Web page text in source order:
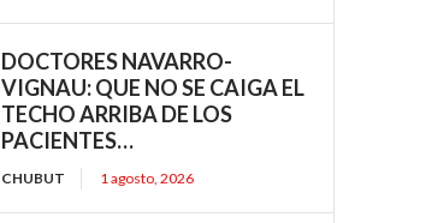
DOCTORES NAVARRO-
VIGNAU: QUE NO SE CAIGA EL
TECHO ARRIBA DE LOS
PACIENTES…
CHUBUT 1 agosto, 2026